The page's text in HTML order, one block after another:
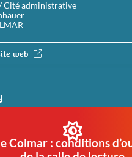
Cité administrative
web
Dollinger
Colmar : conditions